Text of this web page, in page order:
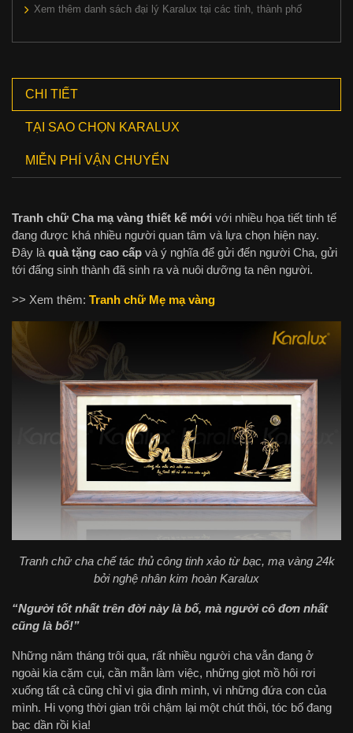
Xem thêm danh sách đại lý Karalux tại các tỉnh, thành phố
CHI TIẾT
TẠI SAO CHỌN KARALUX
MIỄN PHÍ VẬN CHUYỂN
Tranh chữ Cha mạ vàng thiết kế mới với nhiều họa tiết tinh tế
đang được khá nhiều người quan tâm và lựa chọn hiện nay.
Đây là quà tặng cao cấp và ý nghĩa để gửi đến người Cha, gửi
tới đấng sinh thành đã sinh ra và nuôi dưỡng ta nên người.
>> Xem thêm: Tranh chữ Mẹ mạ vàng
Tranh chữ cha chế tác thủ công tinh xảo từ bạc, mạ vàng 24k
bởi nghệ nhân kim hoàn Karalux
“Người tốt nhất trên đời này là bố, mà người cô đơn nhất
cũng là bố!”
Những năm tháng trôi qua, rất nhiều người cha vẫn đang ở
ngoài kia cặm cụi, cần mẫn làm việc, những giọt mồ hôi rơi
xuống tất cả cũng chỉ vì gia đình mình, vì những đứa con của
mình. Hi vọng thời gian trôi chậm lại một chút thôi, tóc bố đang
bạc dần rồi kìa!